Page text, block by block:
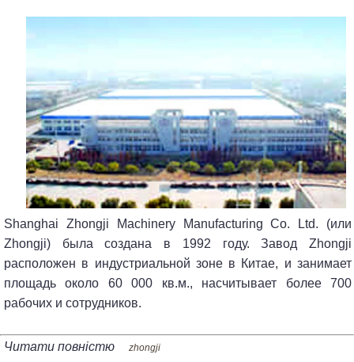
Shanghai Zhongji Machinery Manufacturing Co. Ltd. (или
Zhongji) была создана в 1992 году. Завод Zhongji
расположен в индустриальной зоне в Китае, и занимает
площадь около 60 000 кв.м., насчитывает более 700
рабочих и сотрудников.
Читати повністю zhongji